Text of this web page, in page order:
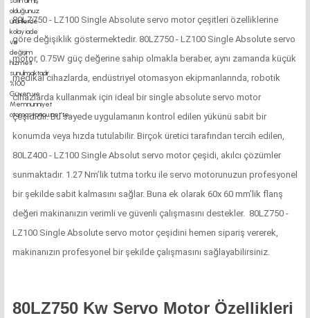
80LZ750 - LZ100 Single Absolute servo motor çeşitleri özelliklerine
göre değişiklik göstermektedir. 80LZ750 - LZ100 Single Absolute servo
motor, 0.75W güç değerine sahip olmakla beraber, aynı zamanda küçük
medikal cihazlarda, endüstriyel otomasyon ekipmanlarında, robotik
cihazlarda kullanmak için ideal bir single absolute servo motor
çeşididir. Bu sayede uygulamanın kontrol edilen yükünü sabit bir
konumda veya hızda tutulabilir. Birçok üretici tarafından tercih edilen,
80LZ400 - LZ100 Single Absolut servo motor çeşidi, akılcı çözümler
sunmaktadır. 1.27 Nm’lik tutma torku ile servo motorunuzun profesyonel
bir şekilde sabit kalmasını sağlar. Buna ek olarak 60x 60 mm’lik flanş
değeri makinanızın verimli ve güvenli çalışmasını destekler. 80LZ750 -
LZ100 Single Absolute servo motor çeşidini hemen sipariş vererek,
makinanızın profesyonel bir şekilde çalışmasını sağlayabilirsiniz.
80LZ750 Kw Servo Motor Özellikleri